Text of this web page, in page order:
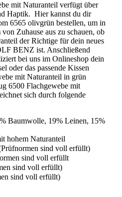
mit Naturanteil verfügt über
Haptik. Hier kannst du dir
6565 olivgrün bestellen, um in
Zuhause aus zu schauen, ob
der Richtige für dein neues
BENZ ist. Anschließend
bei uns im Onlineshop dein
oder das passende Kissen
mit Naturanteil in grün
6500 Flachgewebe mit
sich durch folgende
Baumwolle, 19% Leinen, 15%
hohem Naturanteil
sind voll erfüllt)
sind voll erfüllt
sind voll erfüllt)
sind voll erfüllt)